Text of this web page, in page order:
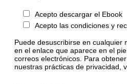
Acepto descargar el Ebook
Acepto las condiciones y
Puede desuscribirse en cualquier
en el enlace que aparece en el
correos electrónicos. Para
nuestras prácticas de privacidad,